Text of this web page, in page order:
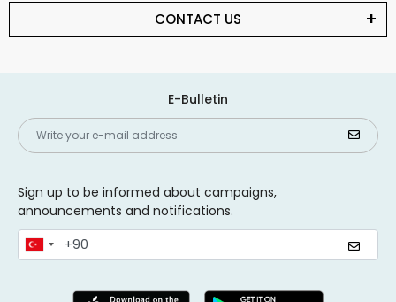
CONTACT US
E-Bulletin
Sign up to be informed about campaigns,
announcements and notifications.